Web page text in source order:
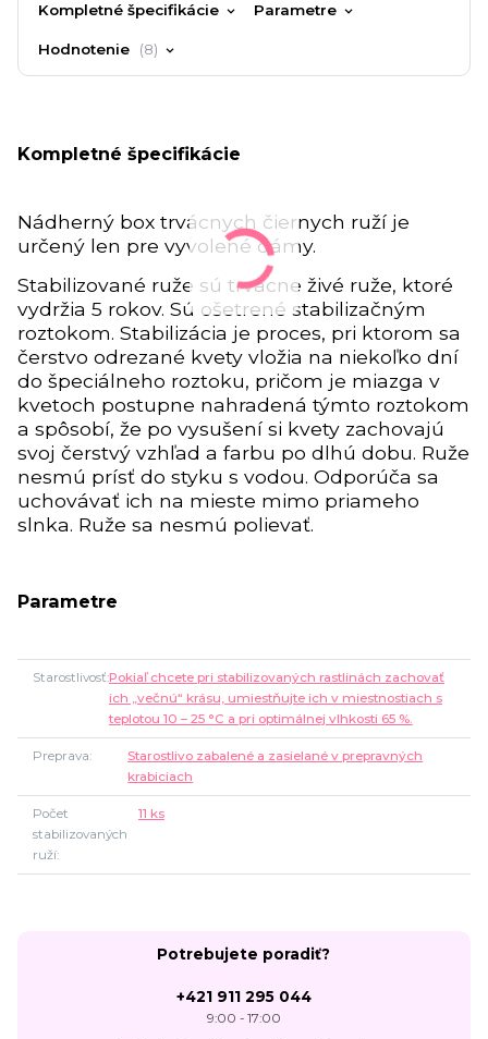
Kompletné špecifikácie Parametre
Hodnotenie 8
Kompletné špecifikácie
Nádherný box trvácnych čiernych ruží je
určený len pre vyvolené dámy.
Stabilizované ruže sú trvácne živé ruže, ktoré
vydržia 5 rokov. Sú ošetrené stabilizačným
roztokom. Stabilizácia je proces, pri ktorom sa
čerstvo odrezané kvety vložia na niekoľko dní
do špeciálneho roztoku, pričom je miazga v
kvetoch postupne nahradená týmto roztokom
a spôsobí, že po vysušení si kvety zachovajú
svoj čerstvý vzhľad a farbu po dlhú dobu. Ruže
nesmú prísť do styku s vodou. Odporúča sa
uchovávať ich na mieste mimo priameho
slnka. Ruže sa nesmú polievať.
Parametre
StarostlivosťPokiaľ chcete pri stabilizovaných rastlinách zachovať
ich „večnú“ krásu, umiestňujte ich v miestnostiach s
teplotou 10 – 25 °C a pri optimálnej vlhkosti 65 %.
Preprava
Starostlivo zabalené a zasielané v prepravných
krabiciach
Počet
stabilizovaných
ruží
11 ks
Potrebujete poradiť?
+421 911 295 044
9:00 - 17:00